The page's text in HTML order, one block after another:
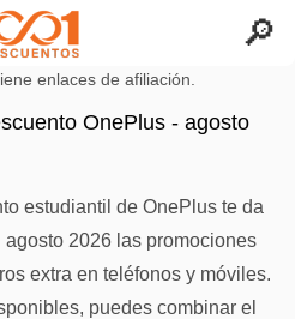
enlaces de afiliación.
OnePlus - agosto
estudiantil de OnePlus te da
2026 las promociones
extra en teléfonos y móviles.
puedes combinar el